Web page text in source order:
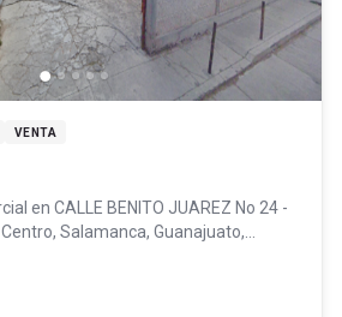
VENTA
en CALLE BENITO JUAREZ No 24 -
Salamanca, Guanajuato,